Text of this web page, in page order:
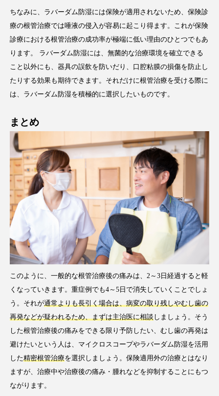
ちなみに、ラバーダム防湿には保険が適用されないため、保険診
療の根管治療では唾液の侵入が容易に起こり得ます。これが保険
診療における根管治療の成功率が極端に低い理由のひとつでもあ
ります。 ラバーダム防湿には、無菌的な治療環境を確立できる
こと以外にも、器具の誤飲を防いだり、口腔粘膜の損傷を防止し
たりする効果も期待できます。それだけに根管治療を受ける際に
は、ラバーダム防湿を積極的に選択したいものです。
まとめ
このように、一般的な根管治療後の痛みは、2～3日経過すると軽
くなっていきます。重症例でも4～5日で消失していくことでしょ
う。それが通常よりも長引く場合は、病変の取り残しやむし歯の
再発などが疑われるため、まずは主治医に相談 しましょう。そう
した根管治療後の痛みをできる限り予防したい、むし歯の再発は
避けたいという人は、マイクロスコープやラバーダム防湿を活用
した精密根管治療を選択しましょう。保険適用外の治療とはなり
ますが、治療中や治療後の痛み・腫れなどを抑制することにもつ
ながります。